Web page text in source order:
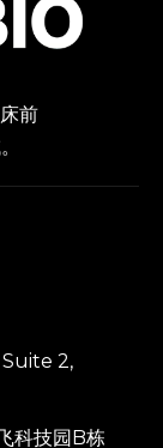
前
2,
科技园B栋